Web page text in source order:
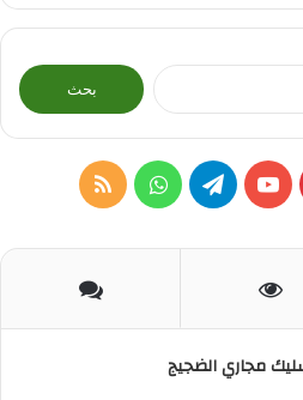
البحث
عن:
يوتيوبتيلقرامواتسابملخص
RSS
مجاري الضجيج